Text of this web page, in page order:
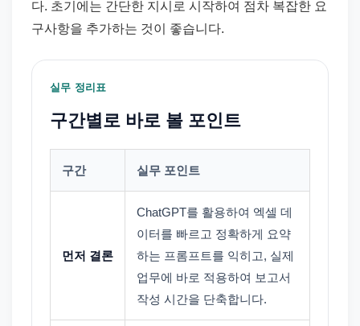
다. 초기에는 간단한 지시로 시작하여 점차 복잡한 요
구사항을 추가하는 것이 좋습니다.
실무 정리표
구간별로 바로 볼 포인트
구간 실무 포인트
먼저 결론
ChatGPT를 활용하여 엑셀 데
이터를 빠르고 정확하게 요약
하는 프롬프트를 익히고, 실제
업무에 바로 적용하여 보고서
작성 시간을 단축합니다.